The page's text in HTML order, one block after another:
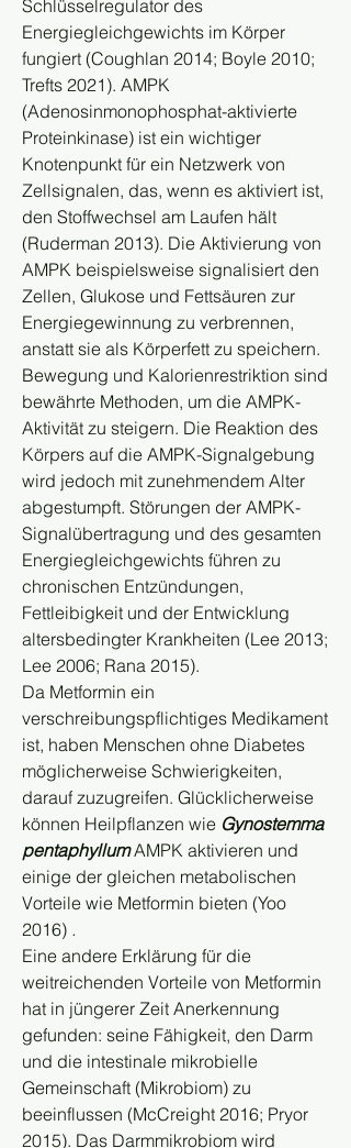
Schlüsselregulator des
Energiegleichgewichts im Körper
fungiert (Coughlan 2014; Boyle 2010;
Trefts 2021). AMPK
(Adenosinmonophosphat-aktivierte
Proteinkinase) ist ein wichtiger
Knotenpunkt für ein Netzwerk von
Zellsignalen, das, wenn es aktiviert ist,
den Stoffwechsel am Laufen hält
(Ruderman 2013). Die Aktivierung von
AMPK beispielsweise signalisiert den
Zellen, Glukose und Fettsäuren zur
Energiegewinnung zu verbrennen,
anstatt sie als Körperfett zu speichern.
Bewegung und Kalorienrestriktion sind
bewährte Methoden, um die AMPK-
Aktivität zu steigern. Die Reaktion des
Körpers auf die AMPK-Signalgebung
wird jedoch mit zunehmendem Alter
abgestumpft. Störungen der AMPK-
Signalübertragung und des gesamten
Energiegleichgewichts führen zu
chronischen Entzündungen,
Fettleibigkeit und der Entwicklung
altersbedingter Krankheiten (Lee 2013;
Lee 2006; Rana 2015).
Da Metformin ein
verschreibungspflichtiges Medikament
ist, haben Menschen ohne Diabetes
möglicherweise Schwierigkeiten,
darauf zuzugreifen. Glücklicherweise
können Heilpflanzen wie Gynostemma
pentaphyllum AMPK aktivieren und
einige der gleichen metabolischen
Vorteile wie Metformin bieten (Yoo
2016) .
Eine andere Erklärung für die
weitreichenden Vorteile von Metformin
hat in jüngerer Zeit Anerkennung
gefunden: seine Fähigkeit, den Darm
und die intestinale mikrobielle
Gemeinschaft (Mikrobiom) zu
beeinflussen (McCreight 2016; Pryor
2015). Das Darmmikrobiom wird